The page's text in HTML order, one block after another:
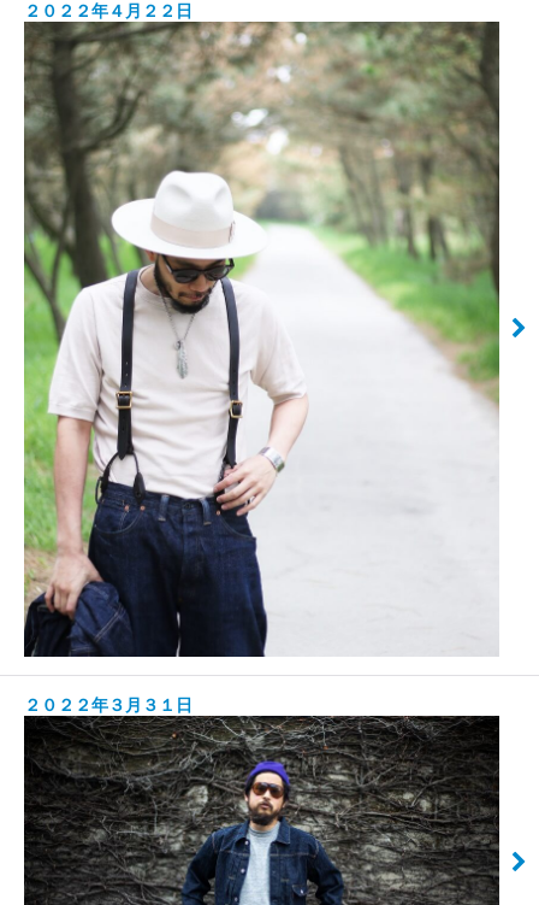
２０２２年４月２２日
２０２２年３月３１日